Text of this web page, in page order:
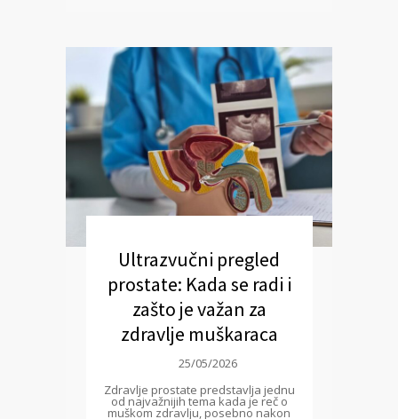
Ultrazvučni pregled
prostate: Kada se radi i
zašto je važan za
zdravlje muškaraca
25/05/2026
Zdravlje prostate predstavlja jednu
od najvažnijih tema kada je reč o
muškom zdravlju, posebno nakon